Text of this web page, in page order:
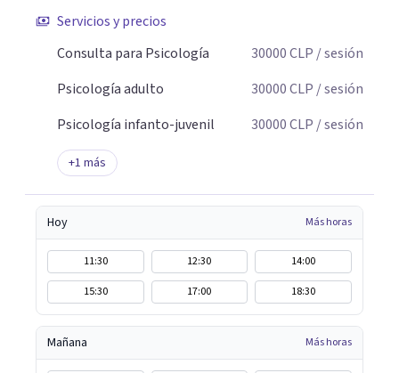
Servicios y precios
Consulta para Psicología
30000CLP / sesión
Psicología adulto
30000CLP / sesión
Psicología infanto-juvenil
30000CLP / sesión
+1 más
Hoy Más horas
11:30 12:30
14:00
15:30
17:00 18:30
Mañana Más horas